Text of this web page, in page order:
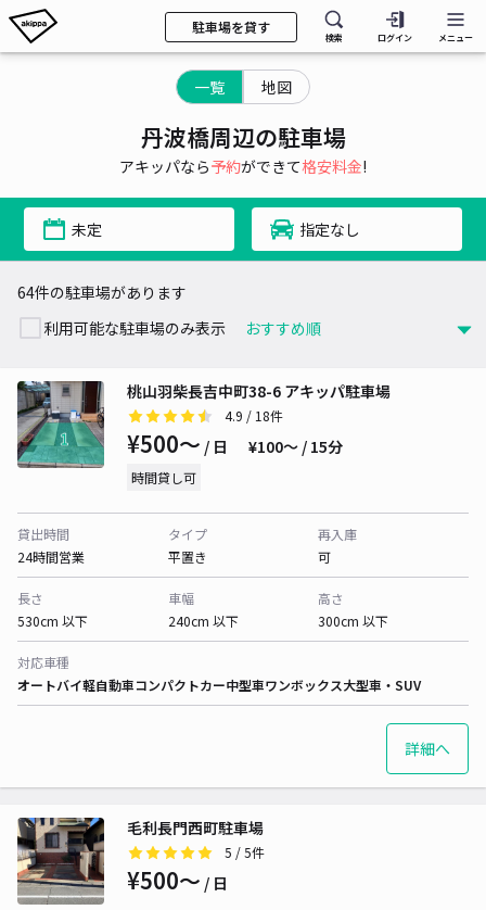
駐車場を貸す
検索 ログイン メニュー
一覧 地図
丹波橋周辺の駐車場
アキッパなら予約ができて格安料金!
未定 指定なし
64件の駐車場があります
利用可能な駐車場のみ表示
桃山羽柴長吉中町38-6 アキッパ駐車場
4.9 / 18件
¥500〜 / 日 ¥100〜 / 15分
時間貸し可
貸出時間
24時間営業
タイプ
平置き
再入庫
可
長さ
530cm 以下
車幅
240cm 以下
高さ
300cm 以下
対応車種
オートバイ軽自動車コンパクトカー中型車ワンボックス大型車・SUV
詳細へ
毛利長門西町駐車場
5 / 5件
¥500〜 / 日